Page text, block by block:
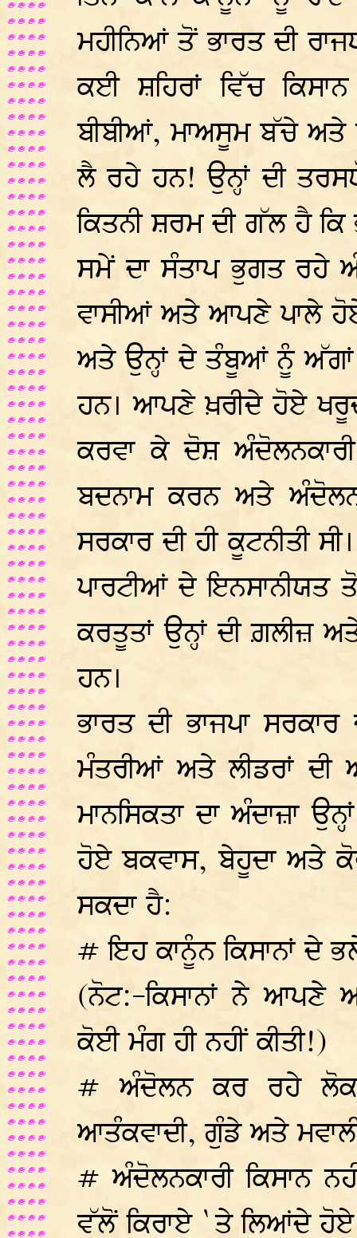
ਮਹੀਨਿਆਂ ਤੋਂ ਭਾਰਤ ਦੀ
ਕਈ ਸ਼ਹਿਰਾਂ ਵਿੱਚ
ਬੀਬੀਆਂ, ਮਾਅਸੂਮ ਬੱਚੇ ਅਤੇ
ਲੈ ਰਹੇ ਹਨ! ਉਨ੍ਹਾਂ ਦੀ
ਕਿਤਨੀ ਸ਼ਰਮ ਦੀ ਗੱਲ ਹੈ
ਸਮੇਂ ਦਾ ਸੰਤਾਪ ਭੁਗਤ ਰਹੇ
ਵਾਸੀਆਂ ਅਤੇ ਆਪਣੇ ਪਾਲੇ
ਅਤੇ ਉਨ੍ਹਾਂ ਦੇ ਤੰਬੂਆਂ ਨੂੰ ਅੱਗਾਂ
ਹਨ। ਆਪਣੇ ਖ਼ਰੀਦੇ ਹੋਏ
ਕਰਵਾ ਕੇ ਦੋਸ਼ ਅੰਦੋਲਨਕਾਰੀ
ਬਦਨਾਮ ਕਰਨ ਅਤੇ
ਸਰਕਾਰ ਦੀ ਹੀ ਕੂਟਨੀਤੀ
ਪਾਰਟੀਆਂ ਦੇ ਇਨਸਾਨੀਯਤ
ਕਰਤੂਤਾਂ ਉਨ੍ਹਾਂ ਦੀ ਗ਼ਲੀਜ਼
ਹਨ।
ਭਾਰਤ ਦੀ ਭਾਜਪਾ
ਮੰਤਰੀਆਂ ਅਤੇ ਲੀਡਰਾਂ ਦੀ
ਮਾਨਸਿਕਤਾ ਦਾ ਅੰਦਾਜ਼ਾ
ਹੋਏ ਬਕਵਾਸ, ਬੇਹੂਦਾ ਅਤੇ
ਸਕਦਾ ਹੈ:
# ਇਹ ਕਾਨੂੰਨ ਕਿਸਾਨਾਂ ਦੇ
(ਨੋਟ:-ਕਿਸਾਨਾਂ ਨੇ ਆਪਣੇ
ਕੋਈ ਮੰਗ ਹੀ ਨਹੀਂ ਕੀਤੀ!)
# ਅੰਦੋਲਨ ਕਰ ਰਹੇ ਲੋਕ
ਆਤੰਕਵਾਦੀ, ਗੁੰਡੇ ਅਤੇ
# ਅੰਦੋਲਨਕਾਰੀ ਕਿਸਾਨ
ਵੱਲੋਂ ਕਿਰਾਏ `ਤੇ ਲਿਆਂਦੇ